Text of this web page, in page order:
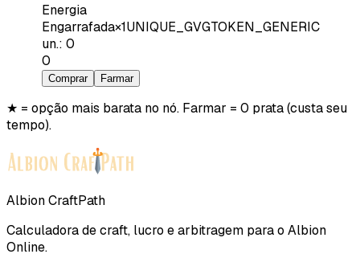
Energia
Engarrafada×1UNIQUE_GVGTOKEN_GENERIC
un.: 0
0
Comprar Farmar
★ = opção mais barata no nó. Farmar = 0 prata (custa seu
tempo).
Albion CraftPath
Calculadora de craft, lucro e arbitragem para o Albion
Online.